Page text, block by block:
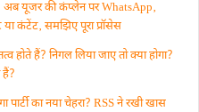
अब यूजर की कंप्लेन पर WhatsApp‚
कंटेंट‚ समझिए पूरा प्रॉसेस
होते हैं? निगल लिया जाए तो क्या होगा?
हैं?
का नया चेहरा? RSS ने रखी खास